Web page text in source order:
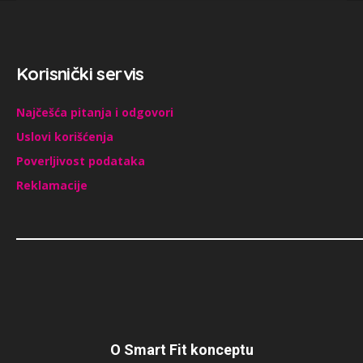
Korisnički servis
Najčešća pitanja i odgovori
Uslovi korišćenja
Poverljivost podataka
Reklamacije
O Smart Fit konceptu